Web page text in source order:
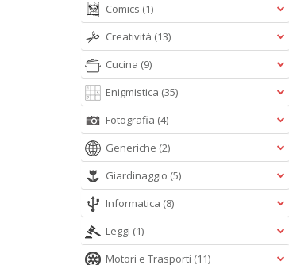
Comics (1)
Creatività (13)
Cucina (9)
Enigmistica (35)
Fotografia (4)
Generiche (2)
Giardinaggio (5)
Informatica (8)
Leggi (1)
Motori e Trasporti (11)